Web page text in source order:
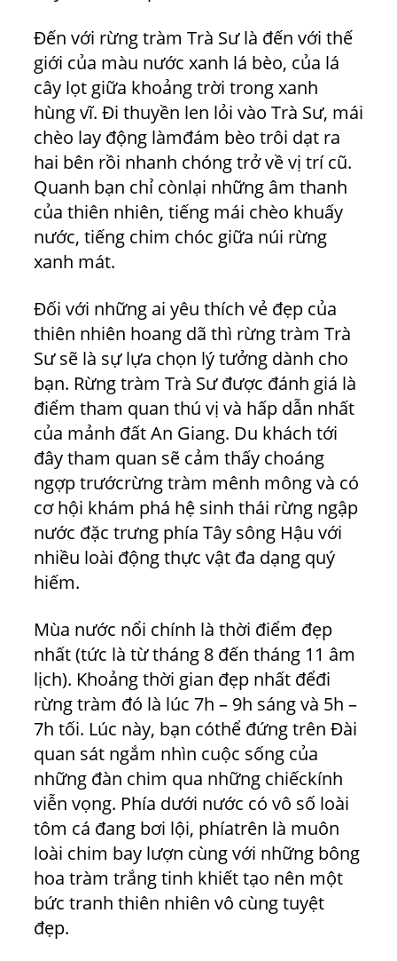
Đến với rừng tràm Trà Sư là đến với thế
giới của màu nước xanh lá bèo, của lá
cây lọt giữa khoảng trời trong xanh
hùng vĩ. Đi thuyền len lỏi vào Trà Sư, mái
chèo lay động làmđám bèo trôi dạt ra
hai bên rồi nhanh chóng trở về vị trí cũ.
Quanh bạn chỉ cònlại những âm thanh
của thiên nhiên, tiếng mái chèo khuấy
nước, tiếng chim chóc giữa núi rừng
xanh mát.
Đối với những ai yêu thích vẻ đẹp của
thiên nhiên hoang dã thì rừng tràm Trà
Sư sẽ là sự lựa chọn lý tưởng dành cho
bạn. Rừng tràm Trà Sư được đánh giá là
điểm tham quan thú vị và hấp dẫn nhất
của mảnh đất An Giang. Du khách tới
đây tham quan sẽ cảm thấy choáng
ngợp trướcrừng tràm mênh mông và có
cơ hội khám phá hệ sinh thái rừng ngập
nước đặc trưng phía Tây sông Hậu với
nhiều loài động thực vật đa dạng quý
hiếm.
Mùa nước nổi chính là thời điểm đẹp
nhất (tức là từ tháng 8 đến tháng 11 âm
lịch). Khoảng thời gian đẹp nhất đểđi
rừng tràm đó là lúc 7h – 9h sáng và 5h –
7h tối. Lúc này, bạn cóthể đứng trên Đài
quan sát ngắm nhìn cuộc sống của
những đàn chim qua những chiếckính
viễn vọng. Phía dưới nước có vô số loài
tôm cá đang bơi lội, phíatrên là muôn
loài chim bay lượn cùng với những bông
hoa tràm trắng tinh khiết tạo nên một
bức tranh thiên nhiên vô cùng tuyệt
đẹp.